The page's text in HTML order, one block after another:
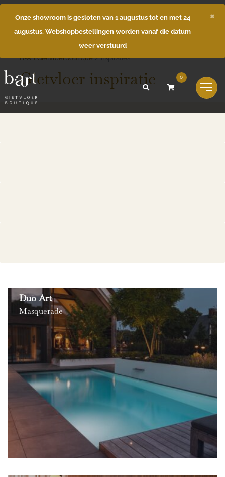
Onze showroom is gesloten van 1 augustus tot en met 24
augustus. Webshopbestellingen worden vanaf die datum
weer verstuurd
×
0
B-Art Gietvloerboutique>Inspiraties
Gietvloer inspiratie
Duo Art
Masquerade